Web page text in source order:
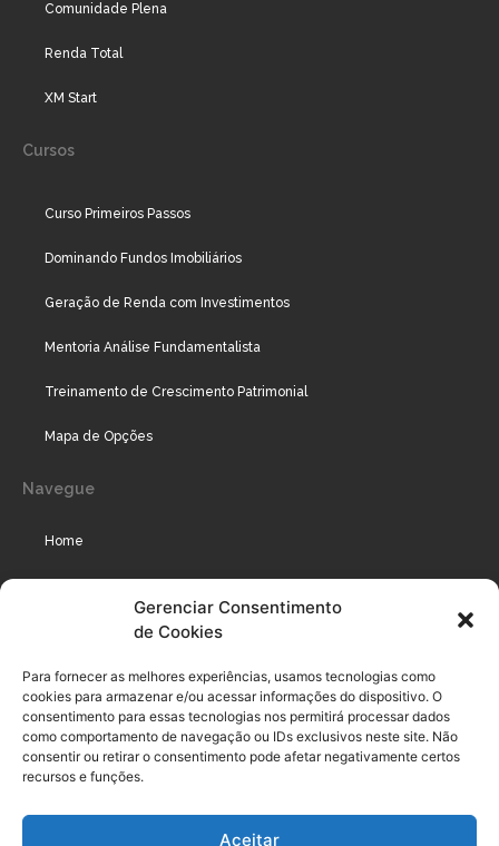
Gerenciar Consentimento
de Cookies
Para fornecer as melhores experiências, usamos tecnologias como
cookies para armazenar e/ou acessar informações do dispositivo. O
consentimento para essas tecnologias nos permitirá processar dados
como comportamento de navegação ou IDs exclusivos neste site. Não
consentir ou retirar o consentimento pode afetar negativamente certos
recursos e funções.
Aceitar
Comunidade Plena
Renda Total
XM Start
Cursos
Curso Primeiros Passos
Dominando Fundos Imobiliários
Geração de Renda com Investimentos
Mentoria Análise Fundamentalista
Treinamento de Crescimento Patrimonial
Mapa de Opções
Navegue
Home
Podcast
Legal